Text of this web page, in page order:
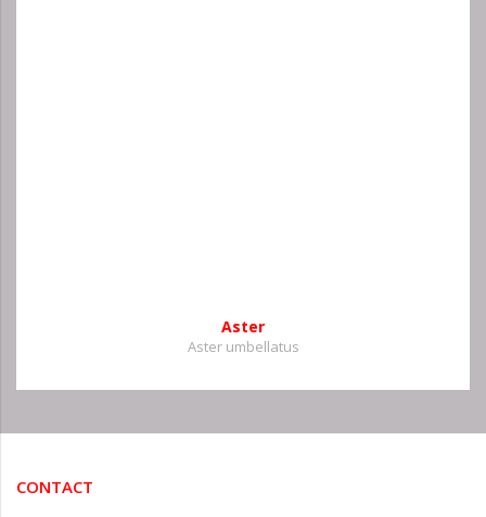
Aster
Aster umbellatus
CONTACT